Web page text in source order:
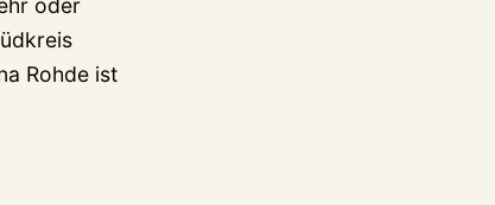
oder
Rohde ist